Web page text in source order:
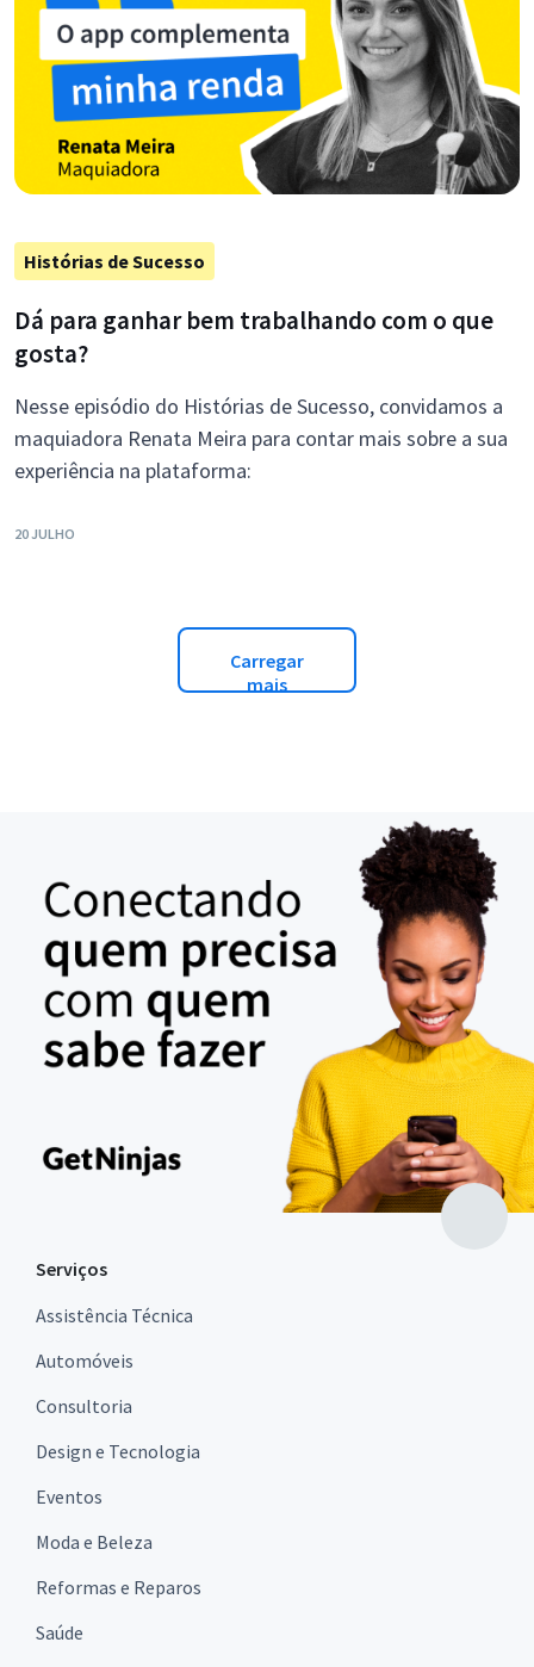
Histórias de Sucesso
Dá para ganhar bem trabalhando com o que
gosta?
Nesse episódio do Histórias de Sucesso, convidamos a
maquiadora Renata Meira para contar mais sobre a sua
experiência na plataforma:
20 JULHO
Carregar
mais
Serviços
Assistência Técnica
Automóveis
Consultoria
Design e Tecnologia
Eventos
Moda e Beleza
Reformas e Reparos
Saúde